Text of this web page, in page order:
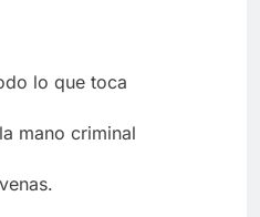
lo que toca
mano criminal